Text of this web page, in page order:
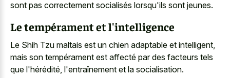
sont pas correctement socialisés lorsqu'ils sont jeunes.
Le tempérament et l'intelligence
Le Shih Tzu maltais est un chien adaptable et intelligent,
mais son tempérament est affecté par des facteurs tels
que l'hérédité, l'entraînement et la socialisation.